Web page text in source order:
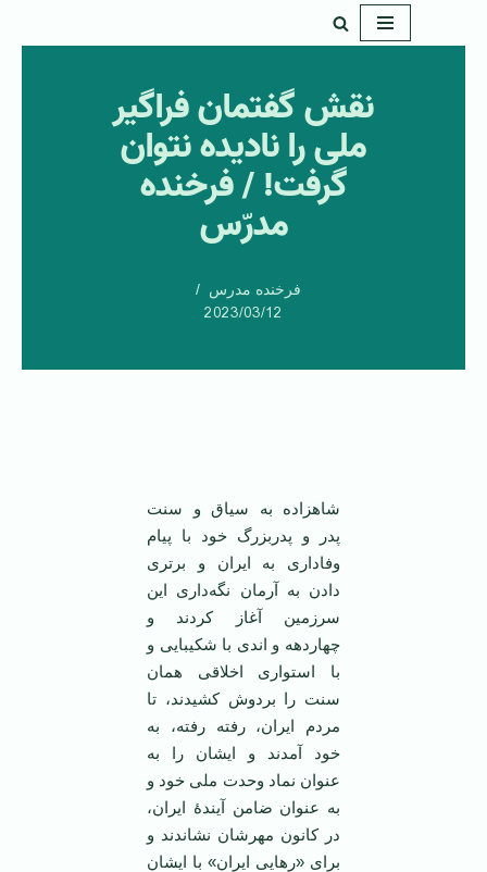
نقش گفتمان فراگیر
ملی را نادیده نتوان
گرفت! / فرخنده
مدرّس
فرخنده مدرس
2023/03/12
شاهزاده به سیاق و سنت
پدر و پدربزرگ خود با پیام
وفاداری به ایران و برتری
دادن به آرمان نگه‌داری این
سرزمین آغاز کردند و
چهاردهه و اندی با شکیبایی و
با استواری اخلاقی همان
سنت را بردوش کشیدند، تا
مردم ایران، رفته رفته، به
خود آمدند و ایشان را به
عنوان نماد وحدت ملی خود و
به عنوان ضامن آیندۀ ایران،
در کانون مهرشان نشاندند و
برای «رهایی ایران» با ایشان